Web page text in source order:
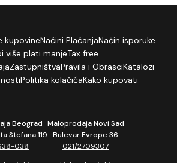
kupovineNačini PlaćanjaNačin isporuke
više plati manjeTax free
ZastupništvaPravila i ObrasciKatalozi
Politika kolačićaKako kupovati
Beograd
Stefana 119
038
Maloprodaja Novi Sad
Bulevar Evrope 36
021/2709307